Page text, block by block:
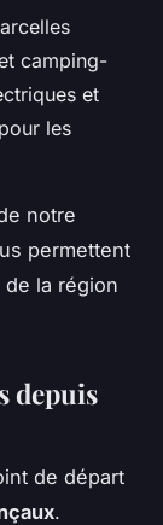
camping-
et
les
notre
permettent
la région
depuis
de départ
.